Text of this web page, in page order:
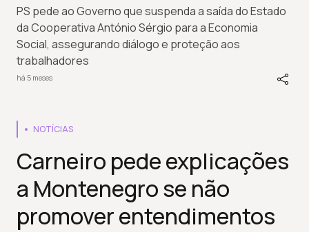
PS pede ao Governo que suspenda a saída do Estado
da Cooperativa António Sérgio para a Economia
Social, assegurando diálogo e proteção aos
trabalhadores
há 5 meses
NOTÍCIAS
Carneiro pede explicações
a Montenegro se não
promover entendimentos